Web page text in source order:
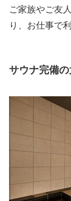
ご家族やご友
り、お仕事で
サウナ完備